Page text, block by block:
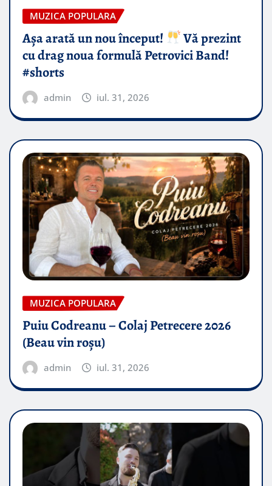
MUZICA POPULARA
Așa arată un nou început!
Vă prezint
cu drag noua formulă Petrovici Band!
#shorts
admin iul. 31, 2026
MUZICA POPULARA
Puiu Codreanu – Colaj Petrecere 2026
(Beau vin roșu)
admin iul. 31, 2026